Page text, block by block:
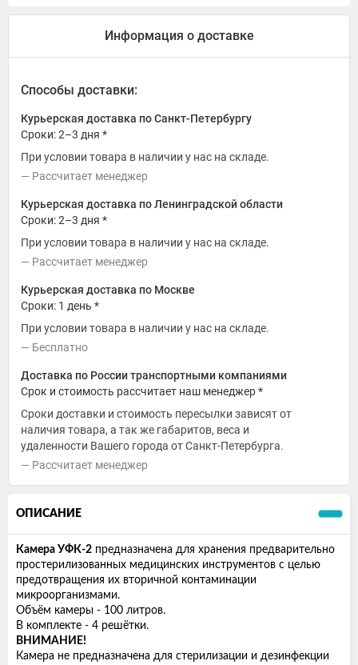
Информация о доставке
Способы доставки:
Курьерская доставка по Санкт-Петербургу
Сроки: 2–3 дня *
При условии товара в наличии у нас на складе.
Рассчитает менеджер
Курьерская доставка по Ленинградской области
Сроки: 2–3 дня *
При условии товара в наличии у нас на складе.
Рассчитает менеджер
Курьерская доставка по Москве
Сроки: 1 день *
При условии товара в наличии у нас на складе.
Бесплатно
Доставка по России транспортными компаниями
Срок и стоимость рассчитает наш менеджер *
Сроки доставки и стоимость пересылки зависят от
наличия товара, а так же габаритов, веса и
удаленности Вашего города от Санкт-Петербурга.
Рассчитает менеджер
ОПИСАНИЕ
Камера УФК-2 предназначена для хранения предварительно
простерилизованных медицинских инструментов с целью
предотвращения их вторичной контаминации
микроорганизмами.
Объём камеры - 100 литров.
В комплекте - 4 решётки.
ВНИМАНИЕ!
Камера не предназначена для стерилизации и дезинфекции